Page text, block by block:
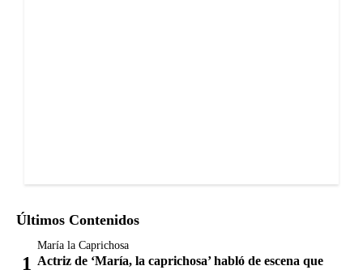
Últimos Contenidos
María la Caprichosa
Actriz de ‘María, la caprichosa’ habló de escena que